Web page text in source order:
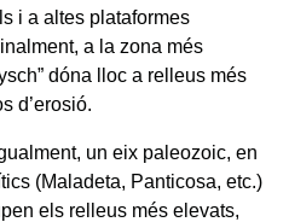
i a altes plataformes
a la zona més
dóna lloc a relleus més
d’erosió.
un eix paleozoic, en
(Maladeta, Panticosa, etc.)
els relleus més elevats,